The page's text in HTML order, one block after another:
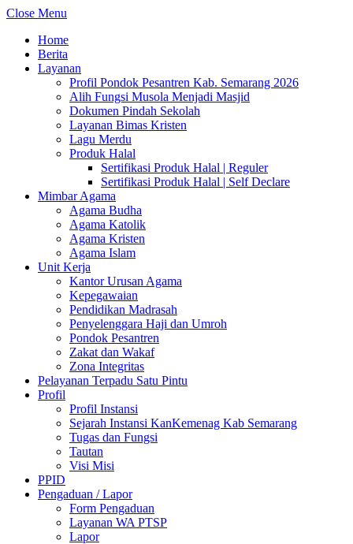
Close Menu
Home
Berita
Layanan
Profil Pondok Pesantren Kab. Semarang 2026
Alih Fungsi Musola Menjadi Masjid
Dokumen Pindah Sekolah
Layanan Bimas Kristen
Lagu Merdu
Produk Halal
Sertifikasi Produk Halal | Reguler
Sertifikasi Produk Halal | Self Declare
Mimbar Agama
Agama Budha
Agama Katolik
Agama Kristen
Agama Islam
Unit Kerja
Kantor Urusan Agama
Kepegawaian
Pendidikan Madrasah
Penyelenggara Haji dan Umroh
Pondok Pesantren
Zakat dan Wakaf
Zona Integritas
Pelayanan Terpadu Satu Pintu
Profil
Profil Instansi
Sejarah Instansi KanKemenag Kab Semarang
Tugas dan Fungsi
Tautan
Visi Misi
PPID
Pengaduan / Lapor
Form Pengaduan
Layanan WA PTSP
Lapor